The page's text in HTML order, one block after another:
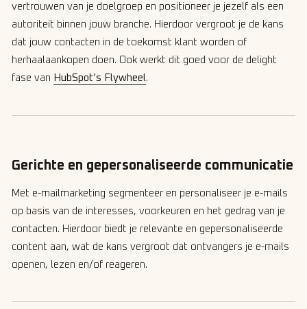
vertrouwen van je doelgroep en positioneer je jezelf als een
autoriteit binnen jouw branche. Hierdoor vergroot je de kans
dat jouw contacten in de toekomst klant worden of
herhaalaankopen doen. Ook werkt dit goed voor de delight
fase van HubSpot’s Flywheel.
Gerichte en gepersonaliseerde communicatie
Met e-mailmarketing segmenteer en personaliseer je e-mails
op basis van de interesses, voorkeuren en het gedrag van je
contacten. Hierdoor biedt je relevante en gepersonaliseerde
content aan, wat de kans vergroot dat ontvangers je e-mails
openen, lezen en/of reageren.